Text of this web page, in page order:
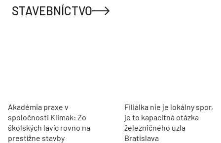
STAVEBNÍCTVO
Akadémia praxe v
spoločnosti Klimak: Zo
školských lavíc rovno na
prestížne stavby
Filiálka nie je lokálny spor,
je to kapacitná otázka
železničného uzla
Bratislava